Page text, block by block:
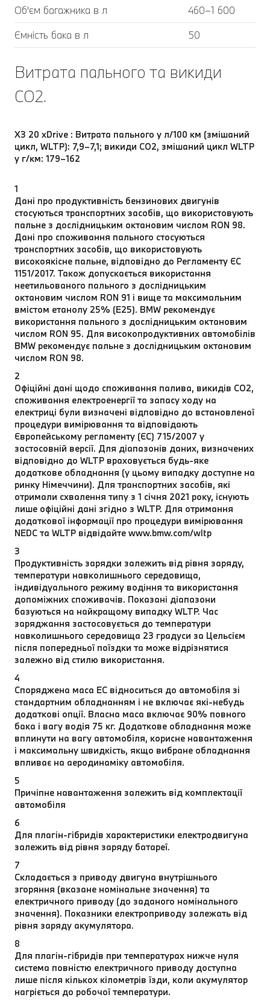
Об'єм багажника в л
460–1 600
Ємність бака в л
50
Витрата пального та викиди
CO2.
X3 20 xDrive : Витрата пального у л/100 км (змішаний
цикл, WLTP): 7,9–7,1; викиди CO2, змішаний цикл WLTP
у г/км: 179–162
1
Дані про продуктивність бензинових двигунів
стосуються транспортних засобів, що використовують
пальне з дослідницьким октановим числом RON 98.
Дані про споживання пального стосуються
транспортних засобів, що використовують
високоякісне пальне, відповідно до Регламенту ЄС
1151/2017. Також допускається використання
неетильованого пального з дослідницьким
октановим числом RON 91 і вище та максимальним
вмістом етанолу 25% (E25). BMW рекомендує
використання пального з дослідницьким октановим
числом RON 95. Для високопродуктивних автомобілів
BMW рекомендує пальне з дослідницьким октановим
числом RON 98.
2
Офіційні дані щодо споживання палива, викидів CO2,
споживання електроенергії та запасу ходу на
електриці були визначені відповідно до встановленої
процедури вимірювання та відповідають
Європейському регламенту (ЄС) 715/2007 у
застосовній версії. Для діапазонів даних, визначених
відповідно до WLTP враховується будь-яке
додаткове обладнання (у цьому випадку доступне на
ринку Німеччини). Для транспортних засобів, які
отримали схвалення типу з 1 січня 2021 року, існують
лише офіційні дані згідно з WLTP. Для отримання
додаткової інформації про процедури вимірювання
NEDC та WLTP відвідайте www.bmw.com/wltp
3
Продуктивність зарядки залежить від рівня заряду,
температури навколишнього середовища,
індивідуального режиму водіння та використання
допоміжних споживачів. Показані діапазони
базуються на найкращому випадку WLTP. Час
заряджання застосовується до температури
навколишнього середовища 23 градуси за Цельсієм
після попередньої поїздки та може відрізнятися
залежно від стилю використання.
4
Споряджена маса EC відноситься до автомобіля зі
стандартним обладнанням і не включає які-небудь
додаткові опції. Власна маса включає 90% повного
бака і вагу водія 75 кг. Додаткове обладнання може
вплинути на вагу автомобіля, корисне навантаження
і максимальну швидкість, якщо вибране обладнання
впливає на аеродинаміку автомобіля.
5
Причіпне навантаження залежить від комплектації
автомобіля
6
Для плагін-гібридів характеристики електродвигуна
залежить від рівня заряду батареї.
7
Складається з приводу двигуна внутрішнього
згоряння (вказане номінальне значення) та
електричного приводу (до заданого номінального
значення). Показники електроприводу залежать від
рівня заряду акумулятора.
8
Для плагін-гібридів при температурах нижче нуля
система повністю електричного приводу доступна
лише після кількох кілометрів їзди, коли акумулятор
нагріється до робочої температури.